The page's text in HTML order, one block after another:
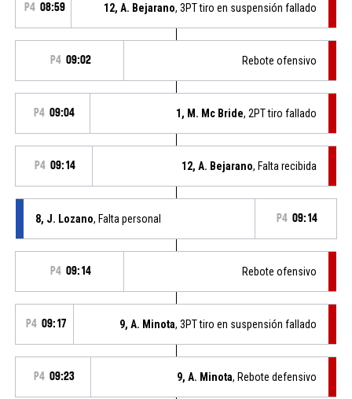
P4 08:59 12, A. Bejarano, 3PT tiro en suspensión fallado
P4 09:02 Rebote ofensivo
P4 09:04 1, M. Mc Bride, 2PT tiro fallado
P4 09:14 12, A. Bejarano, Falta recibida
8, J. Lozano, Falta personal P4 09:14
P4 09:14 Rebote ofensivo
P4 09:17 9, A. Minota, 3PT tiro en suspensión fallado
P4 09:23 9, A. Minota, Rebote defensivo